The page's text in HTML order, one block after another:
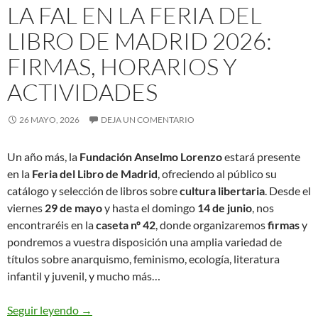
LA FAL EN LA FERIA DEL
LIBRO DE MADRID 2026:
FIRMAS, HORARIOS Y
ACTIVIDADES
26 MAYO, 2026 DEJA UN COMENTARIO
Un año más, la Fundación Anselmo Lorenzoestará presente
en la Feria del Libro de Madrid, ofreciendo al público su
catálogo y selección de libros sobrecultura libertaria. Desde el
viernes 29 de mayoy hasta el domingo 14 de junio, nos
encontraréis en lacaseta nº 42, donde organizaremosfirmasy
pondremos a vuestra disposición una amplia variedad de
títulos sobre anarquismo, feminismo, ecología, literatura
infantil y juvenil, y mucho más…
Seguir leyendo La FAL en la Feria del Libro de Madrid 2026:
→